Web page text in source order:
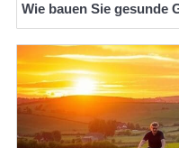
Wie bauen Sie gesunde